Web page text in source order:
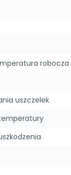
robocza
uszczelek